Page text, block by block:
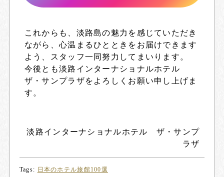
これからも、淡路島の魅力を感じていただき
ながら、心温まるひとときをお届けできます
よう、スタッフ一同努力してまいります。
今後とも淡路インターナショナルホテル
ザ・サンプラザをよろしくお願い申し上げま
す。
淡路インターナショナルホテル ザ・サンプ
ラザ
Tags: 日本のホテル旅館100選